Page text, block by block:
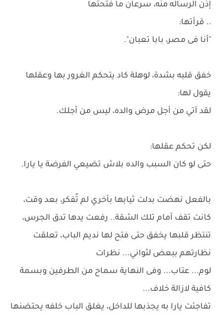
إذن الرساله منه، سرعان ما فتحتها
.. قرأتها:
"أنا فى مصر، بابا تعبان".
خفق قلبه بشدة، لوهلة كاد يتحكم الغرور بها وعقلها
يقول لها:
لقد آتي من أجل مرض والده، ليس من أجلك.
لكن تحكم عقلها:
حتى لو كان السبب والده بلاش تضيعي الفرضة يا يارا.
بالفعل نهضت بدلت ثيابها بأخري لم تُفكر، بعد وقت،
كانت تقف أمام تلك الشقة.. رفعت يدها تدق الجرس،
تنتظر قلبها يخفق حتى فتح لها نديم الباب، تعلقت
نظارتهم ببعض لثواني... نظرات
لوم... عتاب... وفى النهاية سماح من الطرفين وبسمة
كافية لازالة خلاف...
تفاجئت يارا به يجذبها للداخل، يغلق الباب خلفه يحتضنها